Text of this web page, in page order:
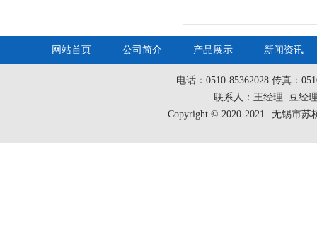
员遗体
网站首页 公司简介 产品展示 新闻资讯
电话：0510-85362028 传真：
联系人：王经理 豆经
Copyright © 2020-2021
无锡市苏